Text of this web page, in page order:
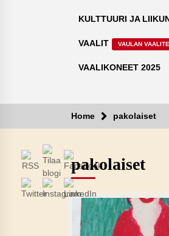
KULTTUURI JA
VAALIT VAULAN
VAALIKONEET 2025
Home pakolaiset
pakolaiset